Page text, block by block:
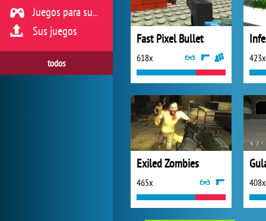
Fast Pixel Bullet
618x 423x
Exiled Zombies
465x 408x
Juegos para sus reflejos
Sus juegos
todos